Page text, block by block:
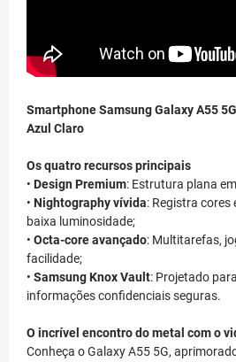
Smartphone Samsung Galaxy A55
Azul Claro
Os quatro recursos principais
• Design Premium: Estrutura plana
• Nightography vívida: Registra cores
baixa luminosidade;
• Octa-core avançado: Multitarefas,
facilidade;
• Samsung Knox Vault: Projetado
informações confidenciais seguras.
O incrível encontro do metal com o
Conheça o Galaxy A55 5G,